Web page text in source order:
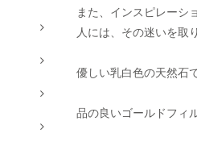
また、インスピレーシ
人には、その迷いを取
優しい乳白色の天然石
品の良いゴールドフィ